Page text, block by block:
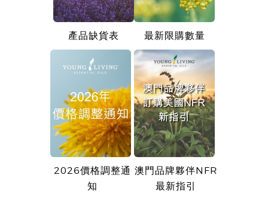
產品缺貨表 最新限購數量
2026價格調整通
知
澳門品牌夥伴NFR
最新指引